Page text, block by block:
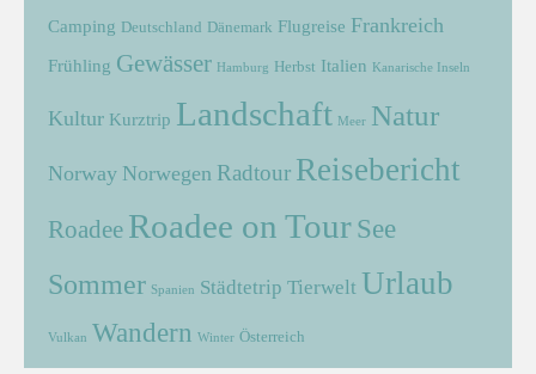
Camping Deutschland Dänemark Flugreise Frankreich
Frühling Gewässer Hamburg Herbst Italien Kanarische Inseln
Kultur Kurztrip Landschaft Meer Natur
Norway Norwegen Radtour Reisebericht
Roadee Roadee on Tour See
Sommer Spanien Städtetrip Tierwelt Urlaub
Vulkan Wandern Winter Österreich